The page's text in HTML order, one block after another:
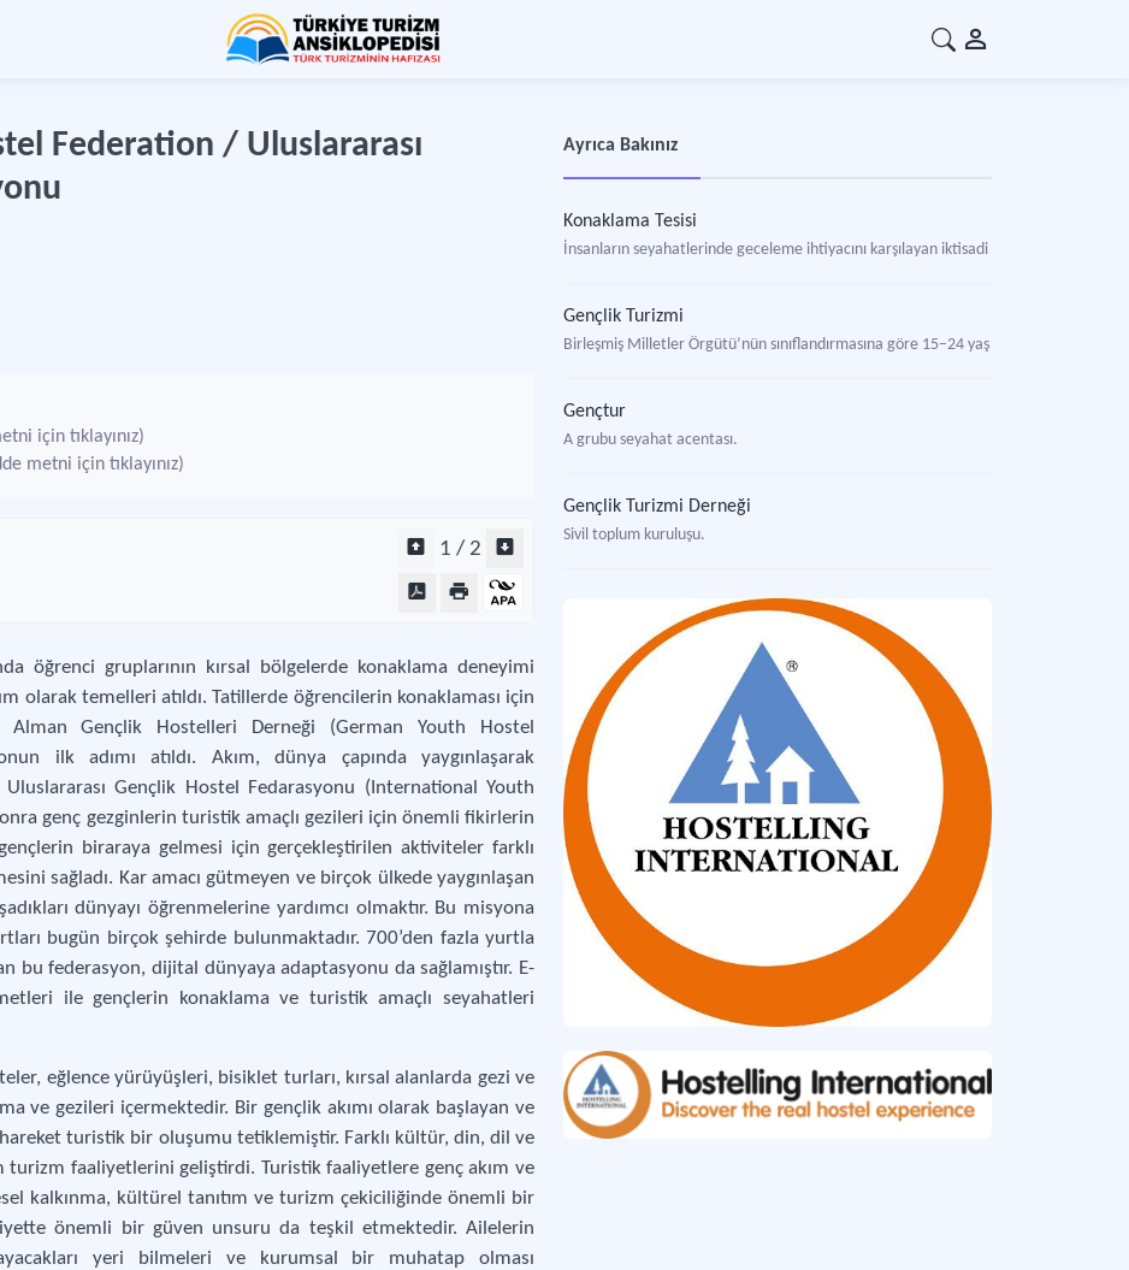
Federation / Uluslararası
için tıklayınız)
metni için tıklayınız)
1 / 2
öğrenci gruplarının kırsal bölgelerde konaklama deneyimi
olarak temelleri atıldı. Tatillerde öğrencilerin konaklaması için
Alman Gençlik Hostelleri Derneği (German Youth Hostel
ilk adımı atıldı. Akım, dünya çapında yaygınlaşarak
Uluslararası Gençlik Hostel Fedarasyonu (International Youth
genç gezginlerin turistik amaçlı gezileri için önemli fikirlerin
biraraya gelmesi için gerçekleştirilen aktiviteler farklı
sağladı. Kar amacı gütmeyen ve birçok ülkede yaygınlaşan
dünyayı öğrenmelerine yardımcı olmaktır. Bu misyona
bugün birçok şehirde bulunmaktadır. 700’den fazla yurtla
bu federasyon, dijital dünyaya adaptasyonu da sağlamıştır. E-
ile gençlerin konaklama ve turistik amaçlı seyahatleri
eğlence yürüyüşleri, bisiklet turları, kırsal alanlarda gezi ve
ve gezileri içermektedir. Bir gençlik akımı olarak başlayan ve
turistik bir oluşumu tetiklemiştir. Farklı kültür, din, dil ve
faaliyetlerini geliştirdi. Turistik faaliyetlere genç akım ve
kalkınma, kültürel tanıtım ve turizm çekiciliğinde önemli bir
önemli bir güven unsuru da teşkil etmektedir. Ailelerin
yeri bilmeleri ve kurumsal bir muhatap olması
Ayrıca Bakınız
Konaklama Tesisi
İnsanların seyahatlerinde geceleme ihtiyacını karşılayan iktisadi kuruluş.
Gençlik Turizmi
Birleşmiş Milletler Örgütü’nün sınıflandırmasına göre 15–24 yaş grubundaki
Gençtur
A grubu seyahat acentası.
Gençlik Turizmi Derneği
Sivil toplum kuruluşu.
Bütçesi sınırlı olarak seyahat eden, özellikle öğrencilere ucuz konaklama hizmeti
Gençtur (Seyahat Acentası)
A grubu seyahat acentası.